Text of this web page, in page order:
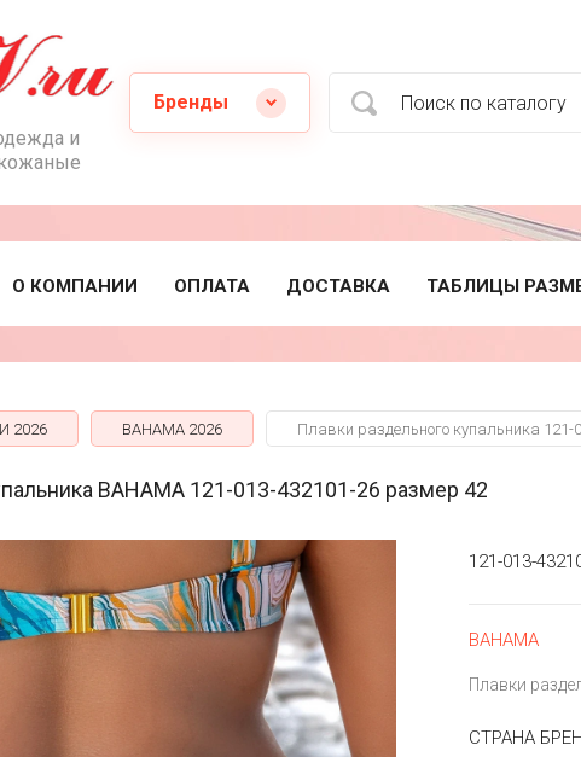
и
Бренды
О КОМПАНИИ ОПЛАТА ДОСТАВКА ТАБЛИЦЫ
2026 BAHAMA 2026 Плавки раздельного купальника
BAHAMA 121-013-432101-26 размер 42
121-013-
BAHAMA
Плавки
СТРАНА